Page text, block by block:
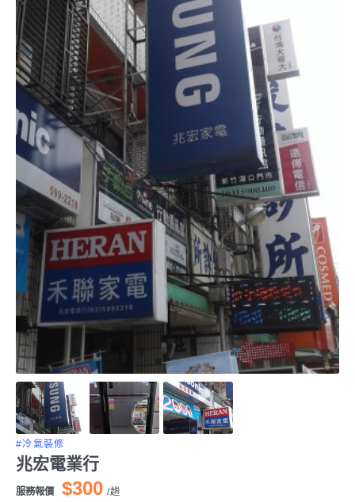
#冷氣裝修
兆宏電業行
服務報價 $300 /趟